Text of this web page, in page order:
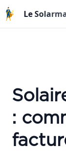
Aller au
Le
Comment calculer
»Conseils pour
Éviter les pièges et
»S'installer au bon
: